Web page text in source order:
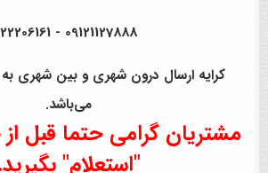
09121127888 - 22206161
کرایه ارسال درون شهری و بین شهری
می‌باشد.
مشتریان گرامی حتما قبل از
"استعلام"